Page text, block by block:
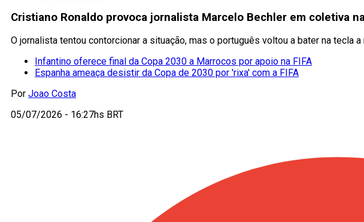
Cristiano Ronaldo provoca jornalista Marcelo Bechler em coletiva
O jornalista tentou contorcionar a situação, mas o português voltou a bater na tecla
Infantino oferece final da Copa 2030 a Marrocos por apoio na FIFA
Espanha ameaça desistir da Copa de 2030 por 'rixa' com a FIFA
Por Joao Costa
05/07/2026 - 16:27hs BRT